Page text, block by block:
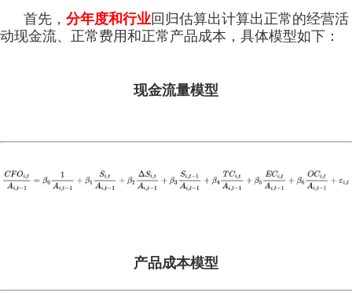
首先， 分年度和行业回归估算出计算出正常的经营活
动现金流、正常费用和正常产品成本，具体模型如下：
现金流量模型
产品成本模型